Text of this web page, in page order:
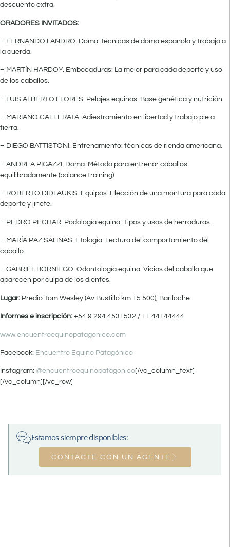
descuento extra.
ORADORES INVITADOS:
– FERNANDO LANDRO. Doma: técnicas de doma española y trabajo a
la cuerda.
– MARTÍN HARDOY. Embocaduras: La mejor para cada deporte y uso
de los caballos.
– LUIS ALBERTO FLORES. Pelajes equinos: Base genética y nutrición
– MARIANO CAFFERATA. Adiestramiento en libertad y trabajo pie a
tierra.
– DIEGO BATTISTONI. Entrenamiento: técnicas de rienda americana.
– ANDREA PIGAZZI. Doma: Método para entrenar caballos
equilibradamente (balance training)
– ROBERTO DIDLAUKIS. Equipos: Elección de una montura para cada
deporte y jinete.
– PEDRO PECHAR. Podología equina: Tipos y usos de herraduras.
– MARÍA PAZ SALINAS. Etología. Lectura del comportamiento del
caballo.
– GABRIEL BORNIEGO. Odontología equina. Vicios del caballo que
aparecen por culpa de los dientes.
Lugar: Predio Tom Wesley (Av Bustillo km 15.500), Bariloche
Informes e inscripción: +54 9 294 4531532 / 11 44144444
www.encuentroequinopatagonico.com
Facebook: Encuentro Equino Patagónico
Instagram: @encuentroequinopatagonico[/vc_column_text]
[/vc_column][/vc_row]
Estamos siempre disponibles:
CONTACTE CON UN AGENTE